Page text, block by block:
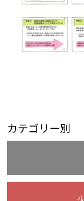
カテゴリー別